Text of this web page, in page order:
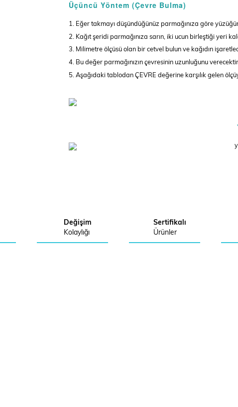
Üçüncü Yöntem (Çevre Bulma)
1. Eğer takmayı düşündüğünüz parmağınıza göre
2. Kağıt şeridi parmağınıza sarın, iki ucun birleştiği yeri
3. Milimetre ölçüsü olan bir cetvel bulun ve kağıdın
4. Bu değer parmağınızın çevresinin uzunluğunu
5. Aşağıdaki tablodan ÇEVRE değerine karşılık gelen
Değişim
Kolaylığı
Sertifikalı
Ürünler